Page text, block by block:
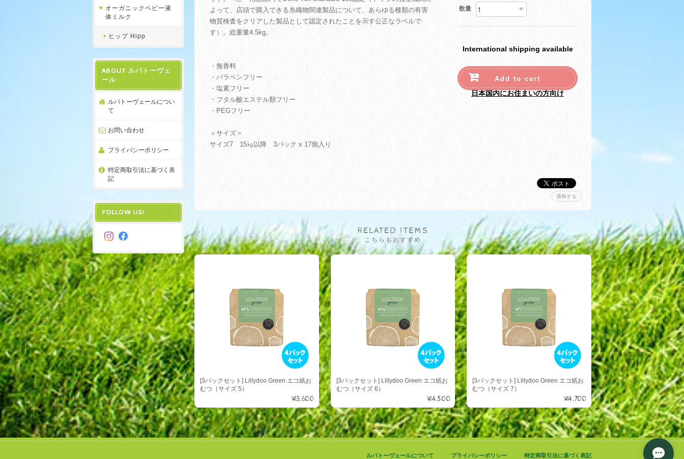
よって、店頭で購入できる糸織物関連製品について、あらゆる種類の有害
物質検査をクリアした製品として認定されたことを示す公正なラベルで
す）。総重量4.5kg。
・無香料
・パラベンフリー
・塩素フリー
・フタル酸エステル類フリー
・PEGフリー
＜サイズ＞
サイズ7 15㎏以降 3パック x 17個入り
数量
International shipping available
Add to cart
日本国内にお住まいの方向け
通報する
RELATED ITEMS
こちらもおすすめ
[3パックセット] Lillydoo Green エコ紙お
むつ（サイズ 5）
¥13,600
[3パックセット] Lillydoo Green エコ紙お
むつ（サイズ 6）
¥14,500
[3パックセット] Lillydoo Green エコ紙お
むつ（サイズ 7）
¥14,700
オーガニックベビー液
体ミルク
ヒップ Hipp
ABOUT ルバトーヴェ
ール
ルバトーヴェールについ
て
お問い合わせ
プライバシーポリシー
特定商取引法に基づく表
記
FOLLOW US!
ルバトーヴェールについて プライバシーポリシー 特定商取引法に基づく表記